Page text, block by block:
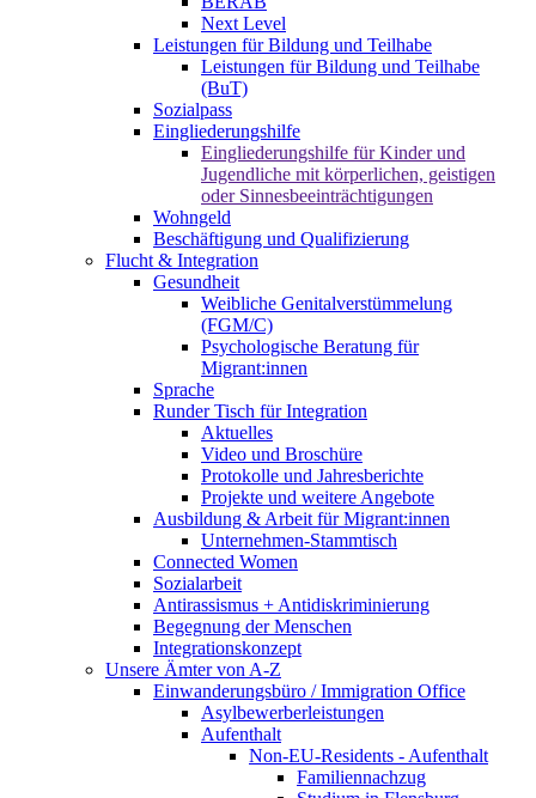
Next Level
Leistungen für Bildung und Teilhabe
Leistungen für Bildung und Teilhabe
(BuT)
Sozialpass
Eingliederungshilfe
Eingliederungshilfe für Kinder und
Jugendliche mit körperlichen, geistigen
oder Sinnesbeeinträchtigungen
Wohngeld
Beschäftigung und Qualifizierung
Flucht & Integration
Gesundheit
Weibliche Genitalverstümmelung
(FGM/C)
Psychologische Beratung für
Migrant:innen
Sprache
Runder Tisch für Integration
Aktuelles
Video und Broschüre
Protokolle und Jahresberichte
Projekte und weitere Angebote
Ausbildung & Arbeit für Migrant:innen
Unternehmen-Stammtisch
Connected Women
Sozialarbeit
Antirassismus + Antidiskriminierung
Begegnung der Menschen
Integrationskonzept
Unsere Ämter von A-Z
Einwanderungsbüro / Immigration Office
Asylbewerberleistungen
Aufenthalt
Non-EU-Residents - Aufenthalt
Familiennachzug